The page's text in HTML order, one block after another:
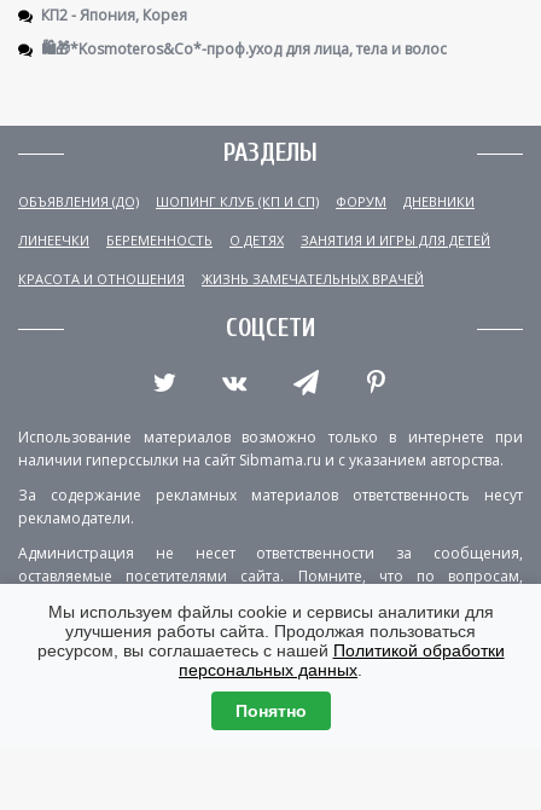
КП2 - Япония, Корея
🛍️🎁*Kosmoteros&Co*-проф.уход для лица, тела и волос
РАЗДЕЛЫ
ОБЪЯВЛЕНИЯ (ДО) ШОПИНГ КЛУБ (КП И СП) ФОРУМ ДНЕВНИКИ
ЛИНЕЕЧКИ БЕРЕМЕННОСТЬ О ДЕТЯХ ЗАНЯТИЯ И ИГРЫ ДЛЯ ДЕТЕЙ
КРАСОТА И ОТНОШЕНИЯ ЖИЗНЬ ЗАМЕЧАТЕЛЬНЫХ ВРАЧЕЙ
СОЦСЕТИ
Использование материалов возможно только в интернете при
наличии гиперссылки на сайт Sibmama.ru и с указанием авторства.
За содержание рекламных материалов ответственность несут
рекламодатели.
Администрация не несет ответственности за сообщения,
оставляемые посетителями сайта. Помните, что по вопросам,
РЕКЛАМА О ПРОЕКТЕ
КОНТАКТЫ
ПОЛИТИКА КОНФИДЕНЦИАЛЬНОСТИ
ВЕРСИЯ ДЛЯ КОМПЬЮТЕРА
Мы используем файлы cookie и сервисы аналитики для
улучшения работы сайта. Продолжая пользоваться
ресурсом, вы соглашаетесь с нашей Политикой обработки
персональных данных
Понятно